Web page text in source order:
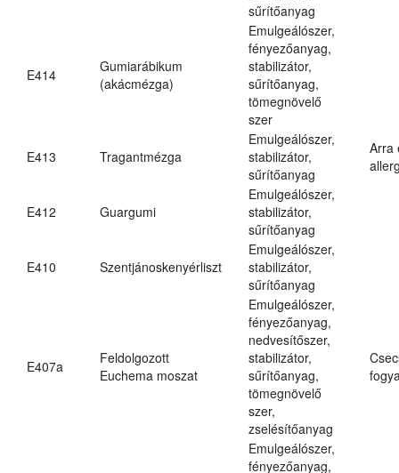
sűrítőanyag
E414
Gumiarábikum
(akácmézga)
Emulgeálószer,
fényezőanyag,
stabilizátor,
sűrítőanyag,
tömegnövelő
szer
E413 Tragantmézga
Emulgeálószer,
stabilizátor,
sűrítőanyag
Arra
E412 Guargumi
Emulgeálószer,
stabilizátor,
sűrítőanyag
E410 Szentjánoskenyérliszt
Emulgeálószer,
stabilizátor,
sűrítőanyag
E407a
Feldolgozott
Euchema moszat
Emulgeálószer,
fényezőanyag,
nedvesítőszer,
stabilizátor,
sűrítőanyag,
tömegnövelő
szer,
zselésítőanyag
Emulgeálószer,
fényezőanyag,